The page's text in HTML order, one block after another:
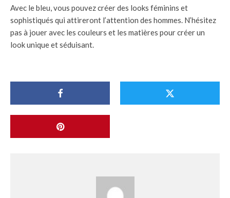
Avec le bleu, vous pouvez créer des looks féminins et
sophistiqués qui attireront l’attention des hommes. N’hésitez
pas à jouer avec les couleurs et les matières pour créer un
look unique et séduisant.